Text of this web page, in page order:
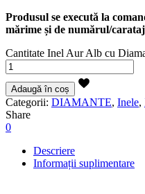
Produsul se execută la
mărime și de numărul/
Cantitate Inel Aur Alb cu
Adaugă în coș
Categorii: DIAMANTE, Inele,
Share
0
Descriere
Informații suplimentare